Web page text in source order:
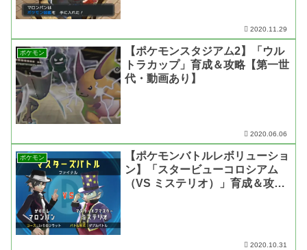
2020.11.29
ポケモン
【ポケモンスタジアム2】「ウル
トラカップ」育成＆攻略【第一世
代・動画あり】
2020.06.06
ポケモン
【ポケモンバトルレボリューショ
ン】「スタービューコロシアム
（VS ミステリオ）」育成＆攻略
2020.10.31